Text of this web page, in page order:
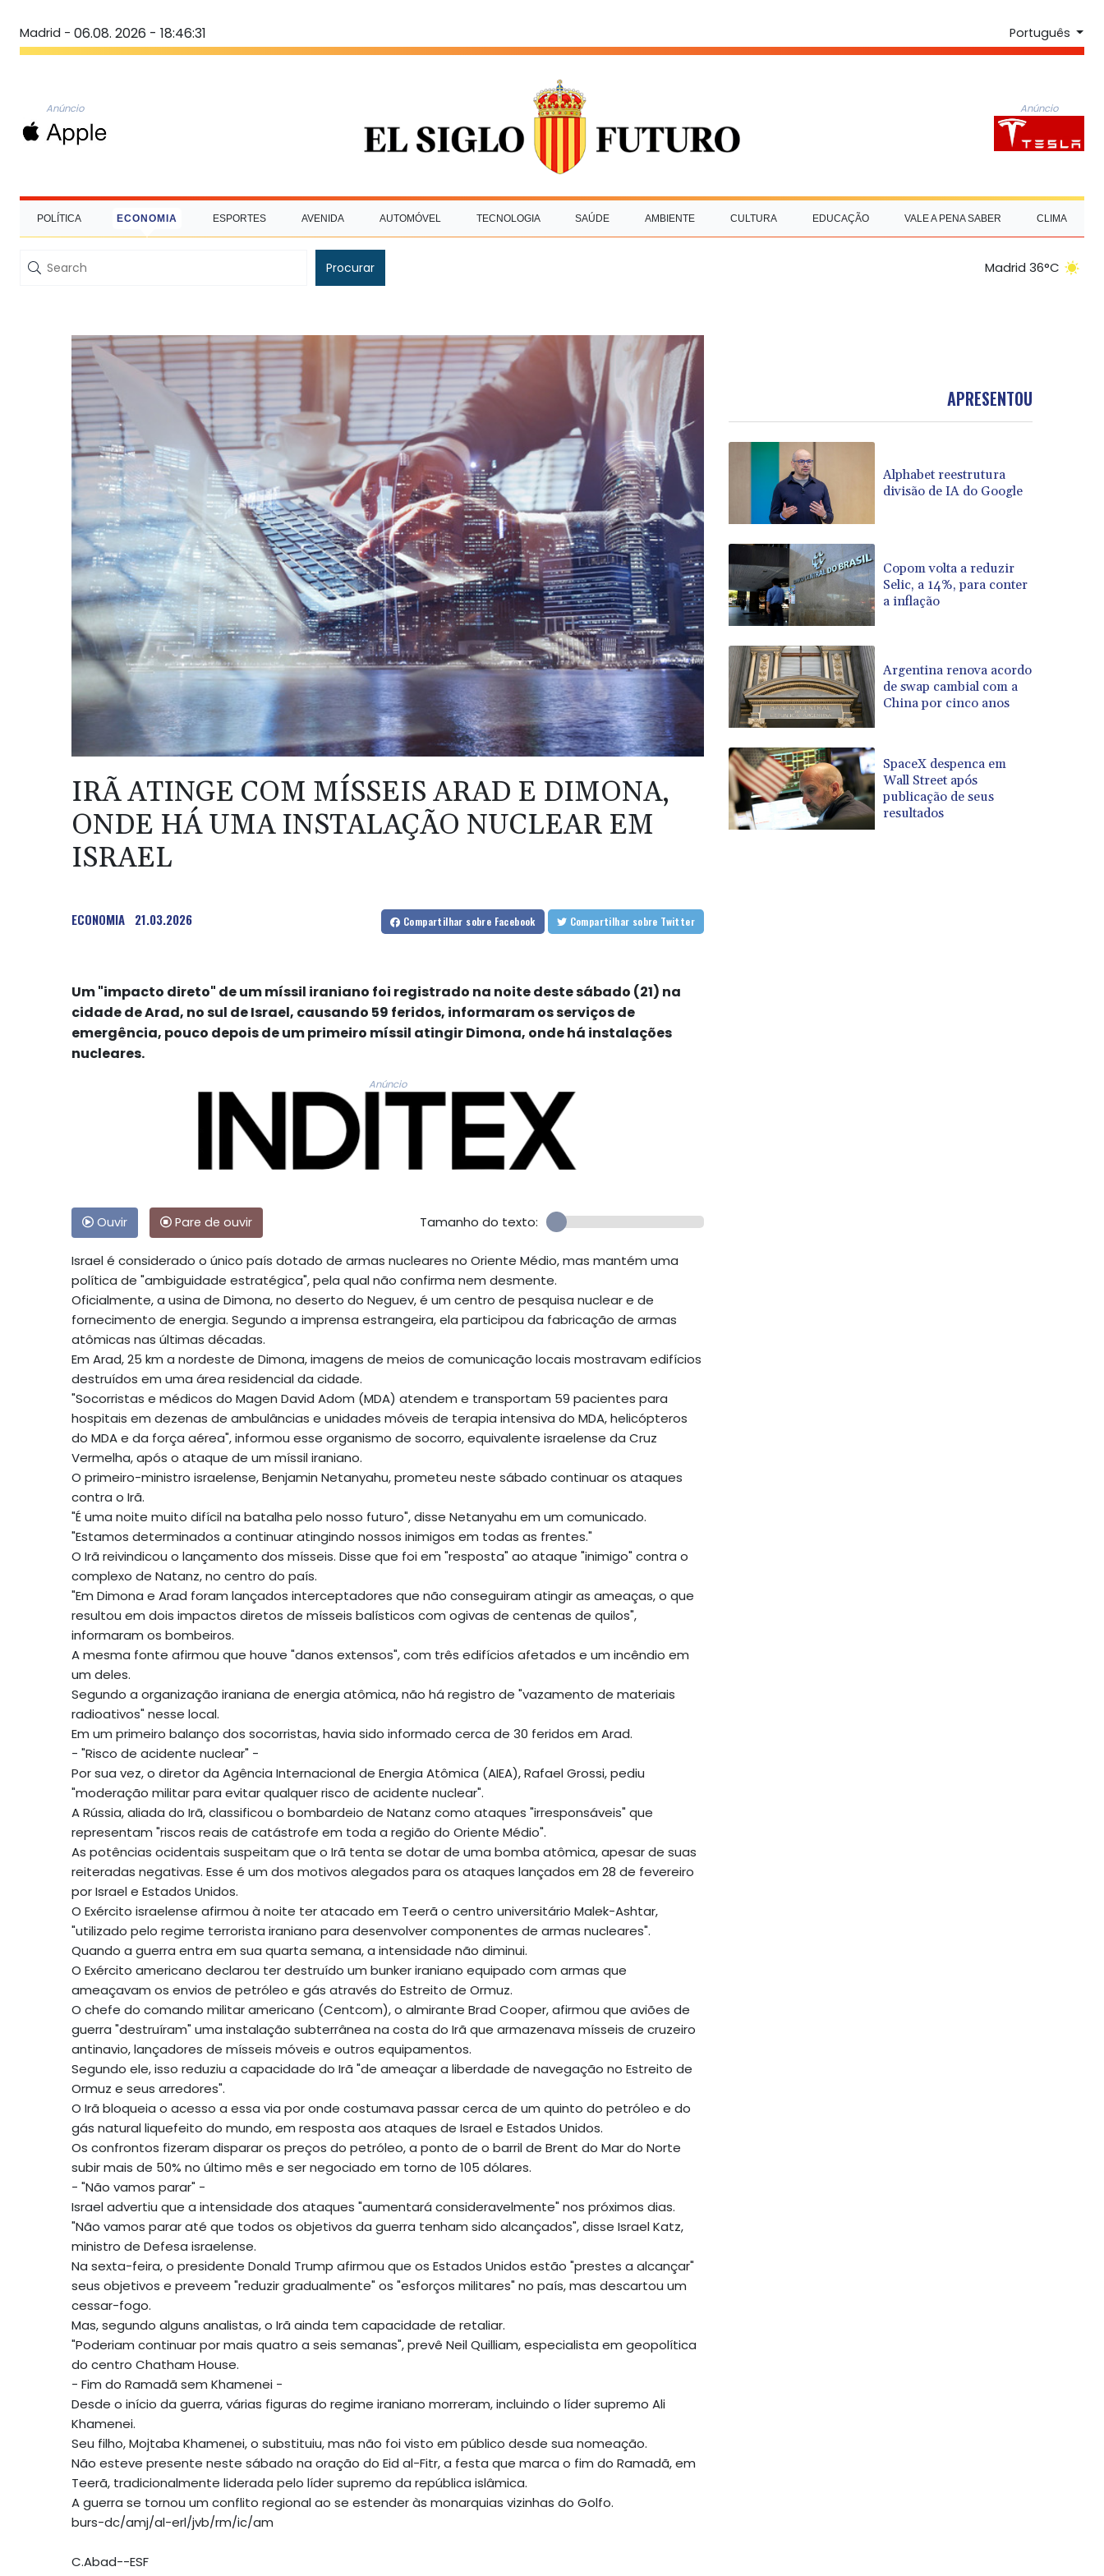
Madrid - 06.08. 2026 - 18:46:32 Português
Anúncio Anúncio
POLÍTICA ECONOMIA ESPORTES AVENIDA AUTOMÓVEL TECNOLOGIA SAÚDE AMBIENTE CULTURA EDUCAÇÃO VALE A PENA SABER CLIMA
Procurar Madrid 36°C
IRÃ ATINGE COM MÍSSEIS ARAD E DIMONA,
ONDE HÁ UMA INSTALAÇÃO NUCLEAR EM
ISRAEL
ECONOMIA 21.03.2026 Compartilhar sobre Facebook Compartilhar sobre Twitter
Um "impacto direto" de um míssil iraniano foi registrado na noite deste sábado (21) na
cidade de Arad, no sul de Israel, causando 59 feridos, informaram os serviços de
emergência, pouco depois de um primeiro míssil atingir Dimona, onde há instalações
nucleares.
Anúncio
Ouvir Pare de ouvir Tamanho do texto:
Israel é considerado o único país dotado de armas nucleares no Oriente Médio, mas mantém uma
política de "ambiguidade estratégica", pela qual não confirma nem desmente.
Oficialmente, a usina de Dimona, no deserto do Neguev, é um centro de pesquisa nuclear e de
fornecimento de energia. Segundo a imprensa estrangeira, ela participou da fabricação de armas
atômicas nas últimas décadas.
Em Arad, 25 km a nordeste de Dimona, imagens de meios de comunicação locais mostravam edifícios
destruídos em uma área residencial da cidade.
"Socorristas e médicos do Magen David Adom (MDA) atendem e transportam 59 pacientes para
hospitais em dezenas de ambulâncias e unidades móveis de terapia intensiva do MDA, helicópteros
do MDA e da força aérea", informou esse organismo de socorro, equivalente israelense da Cruz
Vermelha, após o ataque de um míssil iraniano.
O primeiro-ministro israelense, Benjamin Netanyahu, prometeu neste sábado continuar os ataques
contra o Irã.
"É uma noite muito difícil na batalha pelo nosso futuro", disse Netanyahu em um comunicado.
"Estamos determinados a continuar atingindo nossos inimigos em todas as frentes."
O Irã reivindicou o lançamento dos mísseis. Disse que foi em "resposta" ao ataque "inimigo" contra o
complexo de Natanz, no centro do país.
"Em Dimona e Arad foram lançados interceptadores que não conseguiram atingir as ameaças, o que
resultou em dois impactos diretos de mísseis balísticos com ogivas de centenas de quilos",
informaram os bombeiros.
A mesma fonte afirmou que houve "danos extensos", com três edifícios afetados e um incêndio em
um deles.
Segundo a organização iraniana de energia atômica, não há registro de "vazamento de materiais
radioativos" nesse local.
Em um primeiro balanço dos socorristas, havia sido informado cerca de 30 feridos em Arad.
- "Risco de acidente nuclear" -
Por sua vez, o diretor da Agência Internacional de Energia Atômica (AIEA), Rafael Grossi, pediu
"moderação militar para evitar qualquer risco de acidente nuclear".
A Rússia, aliada do Irã, classificou o bombardeio de Natanz como ataques "irresponsáveis" que
representam "riscos reais de catástrofe em toda a região do Oriente Médio".
As potências ocidentais suspeitam que o Irã tenta se dotar de uma bomba atômica, apesar de suas
reiteradas negativas. Esse é um dos motivos alegados para os ataques lançados em 28 de fevereiro
por Israel e Estados Unidos.
O Exército israelense afirmou à noite ter atacado em Teerã o centro universitário Malek-Ashtar,
"utilizado pelo regime terrorista iraniano para desenvolver componentes de armas nucleares".
Quando a guerra entra em sua quarta semana, a intensidade não diminui.
O Exército americano declarou ter destruído um bunker iraniano equipado com armas que
ameaçavam os envios de petróleo e gás através do Estreito de Ormuz.
O chefe do comando militar americano (Centcom), o almirante Brad Cooper, afirmou que aviões de
guerra "destruíram" uma instalação subterrânea na costa do Irã que armazenava mísseis de cruzeiro
antinavio, lançadores de mísseis móveis e outros equipamentos.
Segundo ele, isso reduziu a capacidade do Irã "de ameaçar a liberdade de navegação no Estreito de
Ormuz e seus arredores".
O Irã bloqueia o acesso a essa via por onde costumava passar cerca de um quinto do petróleo e do
gás natural liquefeito do mundo, em resposta aos ataques de Israel e Estados Unidos.
Os confrontos fizeram disparar os preços do petróleo, a ponto de o barril de Brent do Mar do Norte
subir mais de 50% no último mês e ser negociado em torno de 105 dólares.
- "Não vamos parar" -
Israel advertiu que a intensidade dos ataques "aumentará consideravelmente" nos próximos dias.
"Não vamos parar até que todos os objetivos da guerra tenham sido alcançados", disse Israel Katz,
ministro de Defesa israelense.
Na sexta-feira, o presidente Donald Trump afirmou que os Estados Unidos estão "prestes a alcançar"
seus objetivos e preveem "reduzir gradualmente" os "esforços militares" no país, mas descartou um
cessar-fogo.
Mas, segundo alguns analistas, o Irã ainda tem capacidade de retaliar.
"Poderiam continuar por mais quatro a seis semanas", prevê Neil Quilliam, especialista em geopolítica
do centro Chatham House.
- Fim do Ramadã sem Khamenei -
Desde o início da guerra, várias figuras do regime iraniano morreram, incluindo o líder supremo Ali
Khamenei.
Seu filho, Mojtaba Khamenei, o substituiu, mas não foi visto em público desde sua nomeação.
Não esteve presente neste sábado na oração do Eid al-Fitr, a festa que marca o fim do Ramadã, em
Teerã, tradicionalmente liderada pelo líder supremo da república islâmica.
A guerra se tornou um conflito regional ao se estender às monarquias vizinhas do Golfo.
burs-dc/amj/al-erl/jvb/rm/ic/am
C.Abad--ESF
APRESENTOU
Alphabet reestrutura
divisão de IA do Google
Copom volta a reduzir
Selic, a 14%, para conter
a inflação
Argentina renova acordo
de swap cambial com a
China por cinco anos
SpaceX despenca em
Wall Street após
publicação de seus
resultados